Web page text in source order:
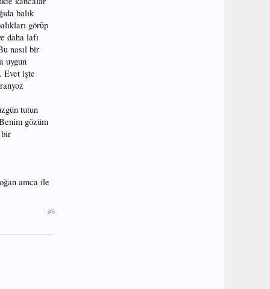
balık
görüp
daha lafı
nasıl bir
uygun
Evet işte
tutun
gözüm
bir
amca ile
#6